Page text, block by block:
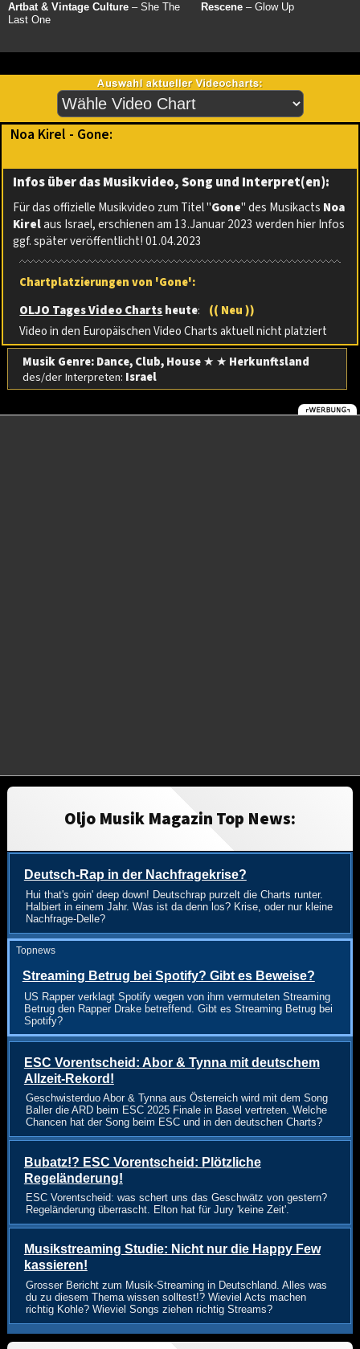
Artbat & Vintage Culture – She The
Last One
Rescene – Glow Up
Noa Kirel - Gone:
Infos über das Musikvideo, Song und Interpret(en):
Für das offizielle Musikvideo zum Titel "Gone" des Musikacts Noa
Kirelaus Israel, erschienen am 13.Januar 2023 werden hier Infos
ggf. später veröffentlicht! 01.04.2023
Chartplatzierungen von 'Gone':
OLJO Tages Video Chartsheute:
(( Neu ))
Video in den Europäischen Video Charts aktuell nicht platziert
Musik Genre: Dance, Club, House★ ★ Herkunftsland
des/der Interpreten: Israel
Oljo Musik Magazin Top News:
Deutsch-Rap in der Nachfragekrise?
Hui that's goin' deep down! Deutschrap purzelt die Charts runter.
Halbiert in einem Jahr. Was ist da denn los? Krise, oder nur kleine
Nachfrage-Delle?
Topnews
Streaming Betrug bei Spotify? Gibt es Beweise?
US Rapper verklagt Spotify wegen von ihm vermuteten Streaming
Betrug den Rapper Drake betreffend. Gibt es Streaming Betrug bei
Spotify?
ESC Vorentscheid: Abor & Tynna mit deutschem
Allzeit-Rekord!
Geschwisterduo Abor & Tynna aus Österreich wird mit dem Song
Baller die ARD beim ESC 2025 Finale in Basel vertreten. Welche
Chancen hat der Song beim ESC und in den deutschen Charts?
Bubatz!? ESC Vorentscheid: Plötzliche
Regeländerung!
ESC Vorentscheid: was schert uns das Geschwätz von gestern?
Regeländerung überrascht. Elton hat für Jury 'keine Zeit'.
Musikstreaming Studie: Nicht nur die Happy Few
kassieren!
Grosser Bericht zum Musik-Streaming in Deutschland. Alles was
du zu diesem Thema wissen solltest!? Wieviel Acts machen
richtig Kohle? Wieviel Songs ziehen richtig Streams?